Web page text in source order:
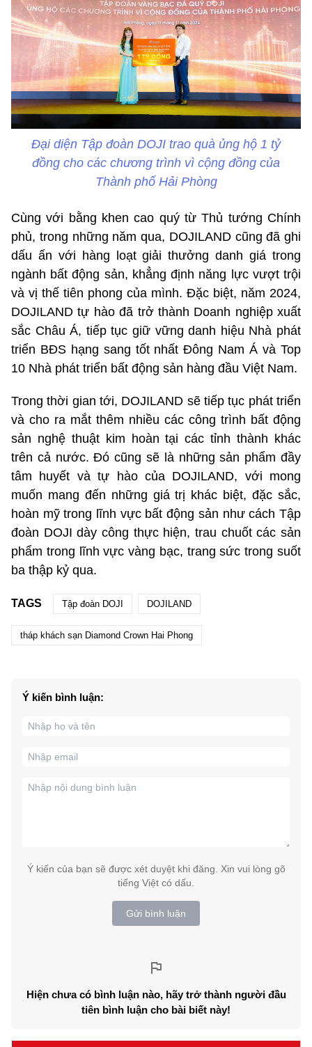
Đại diện Tập đoàn DOJI trao quà ủng hộ 1 tỷ
đồng cho các chương trình vì cộng đồng của
Thành phố Hải Phòng
Cùng với bằng khen cao quý từ Thủ tướng Chính
phủ, trong những năm qua, DOJILAND cũng đã ghi
dấu ấn với hàng loạt giải thưởng danh giá trong
ngành bất động sản, khẳng định năng lực vượt trội
và vị thế tiên phong của mình. Đặc biệt, năm 2024,
DOJILAND tự hào đã trở thành Doanh nghiệp xuất
sắc Châu Á, tiếp tục giữ vững danh hiệu Nhà phát
triển BĐS hạng sang tốt nhất Đông Nam Á và Top
10 Nhà phát triển bất động sản hàng đầu Việt Nam.
Trong thời gian tới, DOJILAND sẽ tiếp tục phát triển
và cho ra mắt thêm nhiều các công trình bất động
sản nghệ thuật kim hoàn tại các tỉnh thành khác
trên cả nước. Đó cũng sẽ là những sản phẩm đầy
tâm huyết và tự hào của DOJILAND, với mong
muốn mang đến những giá trị khác biệt, đặc sắc,
hoàn mỹ trong lĩnh vực bất động sản như cách Tập
đoàn DOJI dày công thực hiện, trau chuốt các sản
phẩm trong lĩnh vực vàng bạc, trang sức trong suốt
ba thập kỷ qua.
TAGS Tập đoàn DOJI DOJILAND
tháp khách sạn Diamond Crown Hai Phong
Ý kiến bình luận:
Ý kiến của bạn sẽ được xét duyệt khi đăng. Xin vui lòng gõ
tiếng Việt có dấu.
Gửi bình luận
Hiện chưa có bình luận nào, hãy trở thành người đầu
tiên bình luận cho bài biết này!